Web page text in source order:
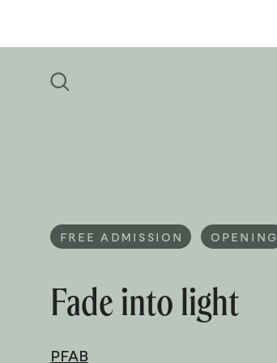
FREE ADMISSION OPENING
Fade into light
PFAB